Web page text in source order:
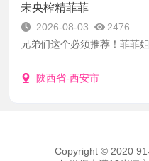
未央榨精菲菲
2026-08-03
2476
兄弟们这个必须推荐！菲菲
陕西省-西安市
Copyright © 2020